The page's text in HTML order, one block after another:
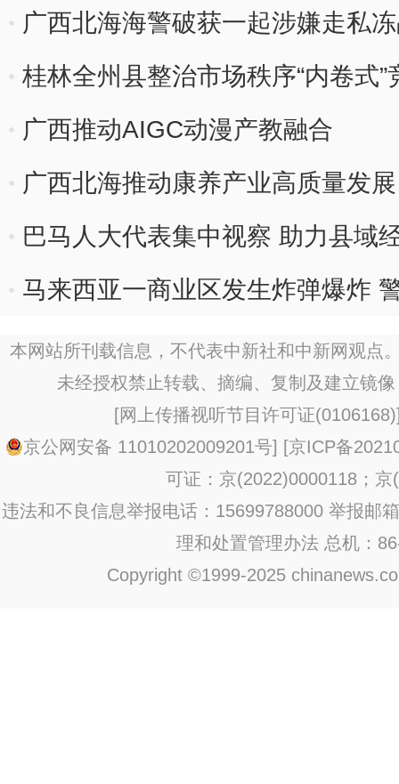
广西北海海警破获一起涉嫌走私
桂林全州县整治市场秩序“内卷式
广西推动AIGC动漫产教融合
广西北海推动康养产业高质量发展
巴马人大代表集中视察 助力县域
马来西亚一商业区发生炸弹爆炸
本网站所刊载信息，不代表中新社和中新网观点
未经授权禁止转载、摘编、复制及建立镜
[网上传播视听节目许可证(0106168)
京公网安备 11010202009201号] [京ICP备
可证：京(2022)0000118；京
违法和不良信息举报电话：15699788000 举报邮
理和处置管理办法 总机：
Copyright ©1999-2025